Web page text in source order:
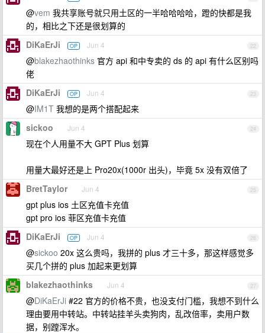
@vem 我共享账号就只用土区的一半哈哈哈哈，蹬的快都是我
的，相比之下还是很划算的
22
DiKaErJi OP Jun 4
@blakezhaothinks 官方 api 和中专卖的 ds 的 api 有什么区别吗
佬
23
DiKaErJi OP Jun 4
@IM1T 我想的是两个搭配起来
24
sickoo Jun 4
现在个人用量不大 GPT Plus 划算
用量大最好还是上 Pro20x(1000r 出头)，毕竟 5x 没有双倍了
25
BretTaylor Jun 4
gpt plus ios 土区充值卡充值
gpt pro ios 菲区充值卡充值
26
DiKaErJi OP Jun 4
@sickoo 20x 这么贵吗，我拼的 plus 才三十多，那这样感觉多
买几个拼的 plus 加起来更划算
27
blakezhaothinks Jun 4
@DiKaErJi #22 官方的价格不贵，也没支付门槛，我想不到什么
理由要用中转站。中转站挂羊头卖狗肉，乱改倍率，卖用户数
据，别蹚浑水。